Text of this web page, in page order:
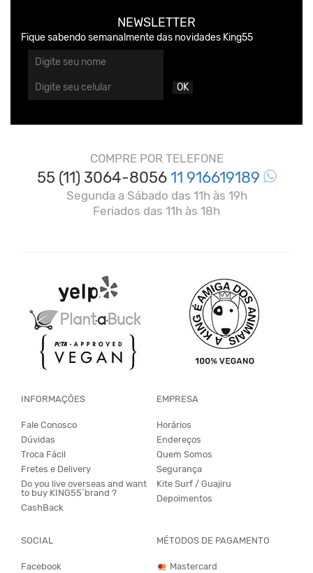
NEWSLETTER
Fique sabendo semanalmente das novidades King55
OK
COMPRE POR TELEFONE
55 (11) 3064-805611 916619189
Segunda a Sábado das 11h às 19h
Feriados das 11h às 18h
INFORMAÇÕES
Fale Conosco
Dúvidas
Troca Fácil
Fretes e Delivery
Do you live overseas and want
to buy KING55´brand ?
CashBack
EMPRESA
Horários
Endereços
Quem Somos
Segurança
Kite Surf / Guajiru
Depoimentos
SOCIAL
Facebook
MÉTODOS DE PAGAMENTO
Mastercard